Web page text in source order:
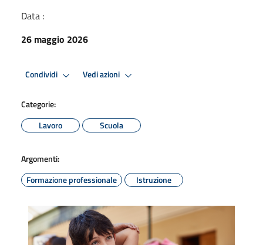
Data :
26 maggio 2026
Condividi Vedi azioni
Categorie:
Lavoro
Scuola
Argomenti:
Formazione professionale
Istruzione